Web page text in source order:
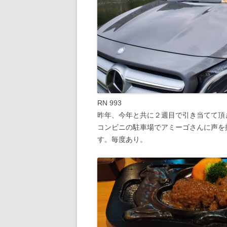
RN 993
昨年、今年と共に２週目で引き当てて
コンビニの駐車場でアミーゴさんに声
す。毎度あり。